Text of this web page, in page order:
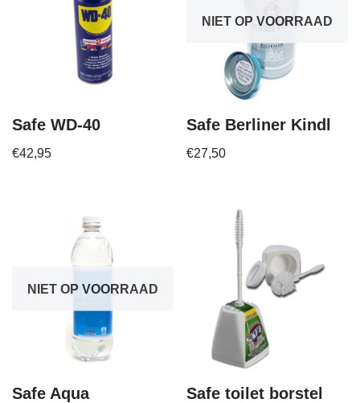
Safe WD-40
€42,95
NIET OP VOORRAAD
Safe Berliner Kindl
€27,50
NIET OP VOORRAAD
Safe Aqua Safe toilet borstel